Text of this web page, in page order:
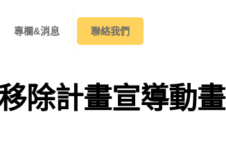
專欄&消息 聯絡我們
除計畫宣導動畫